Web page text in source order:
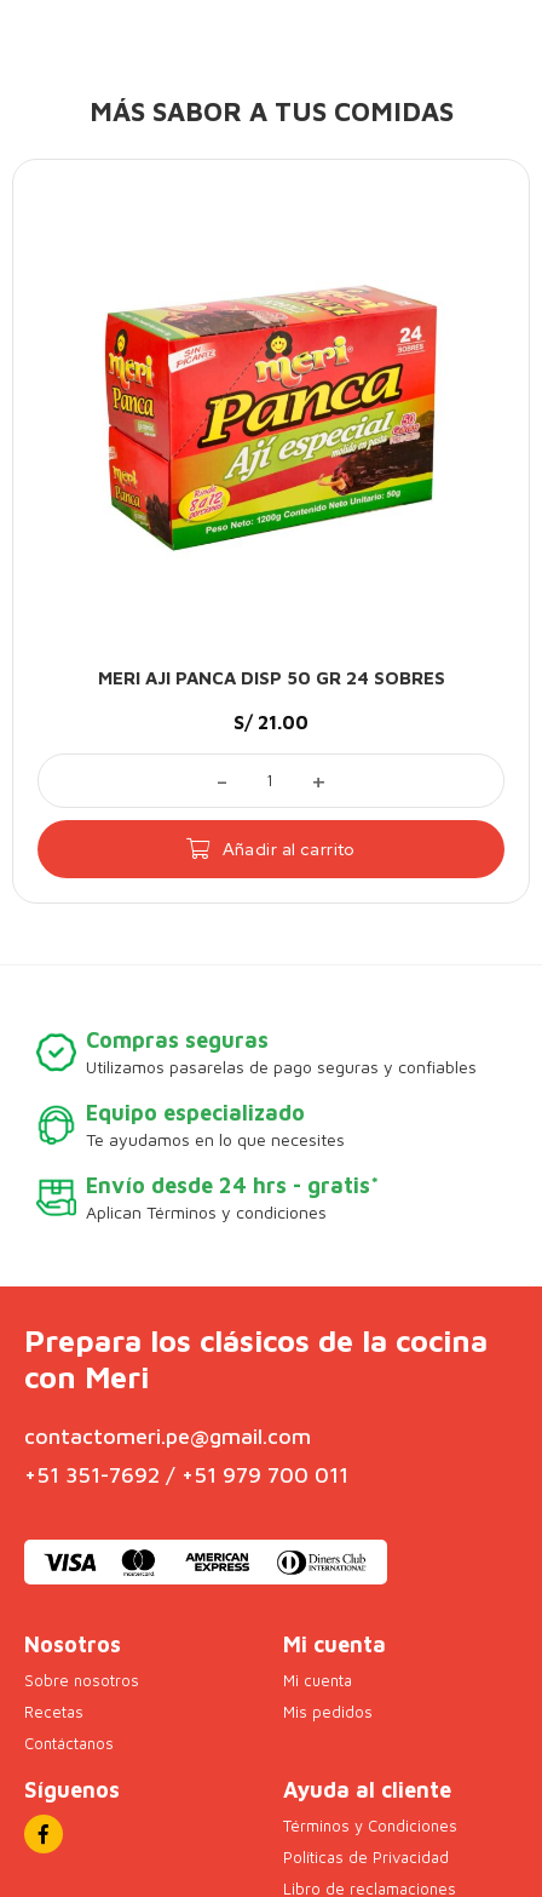
MÁS SABOR A TUS COMIDAS
cantidad
MERI AJI PANCA DISP 50 GR 24 SOBRES
S/ 21.00
MERI AJI PANCA DISP 50 GR 24 SOBRES
Añadir al carrito
Compras seguras
Utilizamos pasarelas de pago seguras y confiables
Equipo especializado
Te ayudamos en lo que necesites
Envío desde 24 hrs - gratis*
Aplican Términos y condiciones
Prepara los clásicos de la cocina
con Meri
contactomeri.pe@gmail.com
+51 351-7692 / +51 979 700 011
Nosotros
Sobre nosotros
Recetas
Contáctanos
Mi cuenta
Mi cuenta
Mis pedidos
Síguenos Ayuda al cliente
Términos y Condiciones
Políticas de Privacidad
Libro de reclamaciones